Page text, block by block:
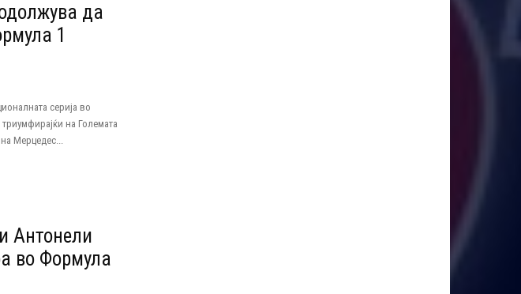
да
1
серија во
на Големата
Мерцедес...
Антонели
во Формула